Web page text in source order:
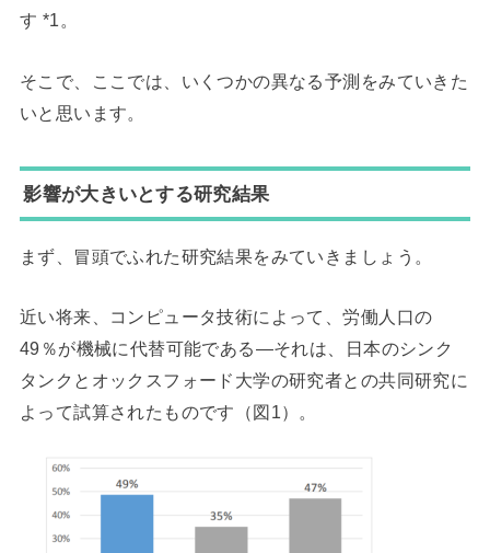
す *1。
そこで、ここでは、いくつかの異なる予測をみていきた
いと思います。
影響が大きいとする研究結果
まず、冒頭でふれた研究結果をみていきましょう。
近い将来、コンピュータ技術によって、労働人口の
49％が機械に代替可能である―それは、日本のシンク
タンクとオックスフォード大学の研究者との共同研究に
よって試算されたものです（図1）。